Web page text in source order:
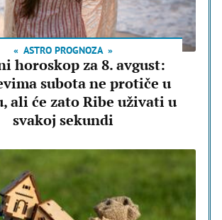
ASTRO PROGNOZA
horoskop za 8. avgust:
subota ne protiče u
ali će zato Ribe uživati u
svakoj sekundi